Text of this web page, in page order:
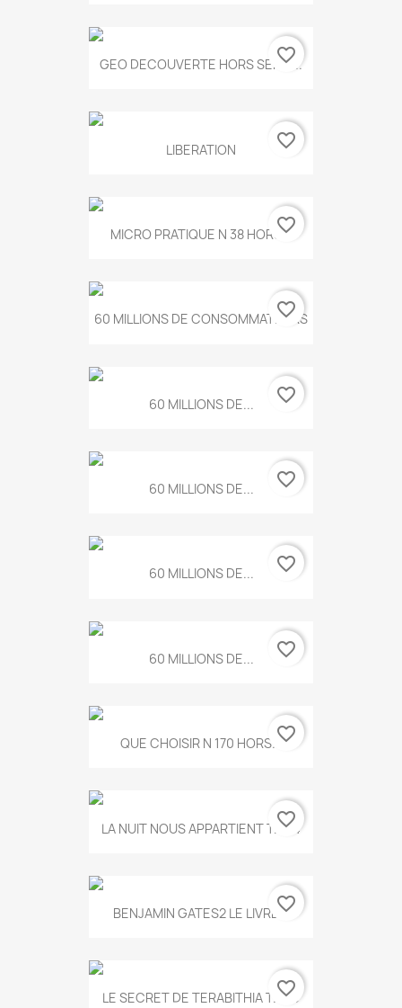
GEO DECOUVERTE HORS SERIE...
favorite_border
LIBERATION favorite_border
MICRO PRATIQUE N 38 HORS...
favorite_border
60 MILLIONS DE CONSOMMATEURS
favorite_border
60 MILLIONS DE... favorite_border
60 MILLIONS DE... favorite_border
60 MILLIONS DE... favorite_border
60 MILLIONS DE... favorite_border
QUE CHOISIR N 170 HORS...favorite_border
LA NUIT NOUS APPARTIENT T.634
favorite_border
BENJAMIN GATES2 LE LIVRE...
favorite_border
LE SECRET DE TERABITHIA T.560
favorite_border